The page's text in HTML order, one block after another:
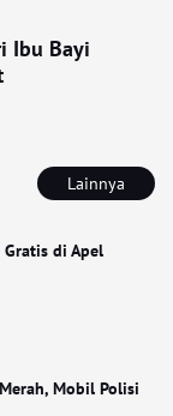
Lainnya
Gratis di Apel
Mobil Polisi
Ibu Bayi